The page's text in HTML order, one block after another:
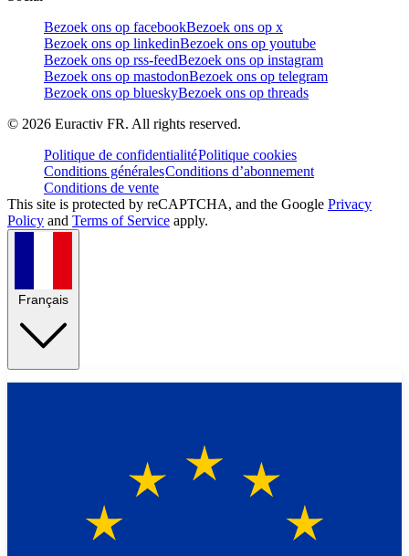
Bezoek ons op facebookBezoek ons op x
Bezoek ons op linkedinBezoek ons op youtube
Bezoek ons op rss-feedBezoek ons op instagram
Bezoek ons op mastodonBezoek ons op telegram
Bezoek ons op blueskyBezoek ons op threads
© 2026 Euractiv FR. All rights reserved.
Politique de confidentialitéPolitique cookies
Conditions généralesConditions d’abonnement
Conditions de vente
This site is protected by reCAPTCHA, and the Google Privacy
Policy and Terms of Service apply.
Français